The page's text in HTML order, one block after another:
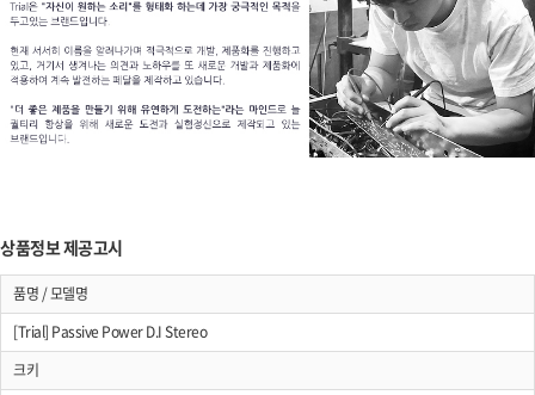
상품정보 제공고시
품명 / 모델명
[Trial] Passive Power D.I Stereo
크키